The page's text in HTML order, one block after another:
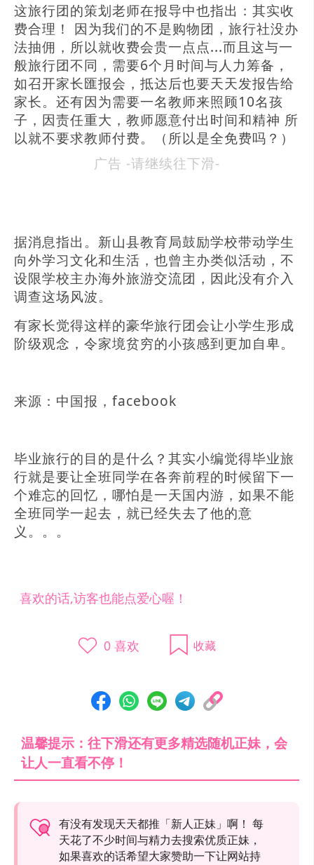
这旅行团的策划老师在报导中也指出：其实收
费合理！ 因为我们的不是购物团，旅行社没办
法抽佣，所以就收费会贵一点点...而且这与一
般旅行团不同，需要6个月时间与人力筹备，
如召开家长匯报会，抵达后也要天天发报告给
家长。还有因为需要一名教师来照顾10名孩
子，因责任重大，教师愿意付出时间和精神 所
以就不要求教师付费。（所以是全免费吗？）
广告 -请继续往下滑-
据消息指出。新山县教育局鼓励学校带动学生
向外学习文化和生活，也曾主办类似活动，不
设限学校主办海外旅游交流团，因此没有介入
调查这场风波。
有家长觉得这样的豪华旅行团会让小学生形成
阶级观念，令家境贫穷的小孩感到更加自卑。
来源：中国报，facebook
毕业旅行的目的是什么？其实小编觉得毕业旅
行就是要让全班同学在各奔前程的时候留下一
个难忘的回忆，哪怕是一天国内游，如果不能
全班同学一起去，就已经失去了他的意
义。。。
喜欢的话,访客也能点爱心喔！
0喜欢 收藏
温馨提示：往下滑还有更多精选随机正妹，会
让人一直看不停！
有没有发现天天都推「新人正妹」啊！ 每
天花了不少时间与精力去搜索优质正妹，
如果喜欢的话希望大家赞助一下让网站持